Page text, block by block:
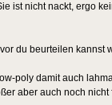
ist nicht nackt, ergo
du beurteilen
poly damit auch
aber auch noch